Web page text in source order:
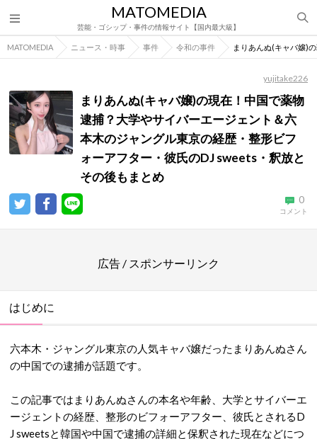
MATOMEDIA
芸能・ゴシップ・事件の情報サイト【国内最大級】
MATOMEDIA ニュース・時事 事件 令和の事件 まりあんぬ(キャバ嬢)
yujitake226
まりあんぬ(キャバ嬢)の現在！中国で薬物
逮捕？大学やサイバーエージェント＆六
本木のジャングル東京の経歴・整形ビフ
ォーアフター・彼氏のDJ sweets・釈放と
その後もまとめ
0
コメント
広告 / スポンサーリンク
はじめに
六本木・ジャングル東京の人気キャバ嬢だったまりあんぬさん
の中国での逮捕が話題です。
この記事ではまりあんぬさんの本名や年齢、大学とサイバーエ
ージェントの経歴、整形のビフォーアフター、彼氏とされるD
J sweetsと韓国や中国で逮捕の詳細と保釈された現在などにつ